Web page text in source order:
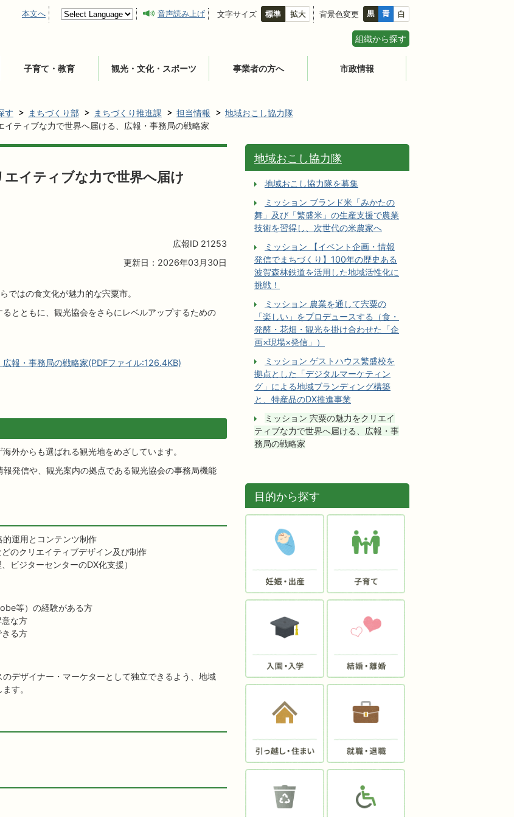
本文へ 音声読み上げ 文字サイズ 背景色変更
組織から探す
子育て・教育 観光・文化・スポーツ 事業者の方へ 市政情報
す まちづくり部 まちづくり推進課 担当情報
地域おこし協力隊
イティブな力で世界へ届ける、広報・事務局の戦略家
イティブな力で世界へ届け
広報ID 21253
更新日：2026年03月30日
ではの食文化が魅力的な宍粟市。
とともに、観光協会をさらにレベルアップするための
報・事務局の戦略家(PDFファイル:126.4KB)
外からも選ばれる観光地をめざしています。
発信や、観光案内の拠点である観光協会の事務局機能
運用とコンテンツ制作
のクリエイティブデザイン及び制作
ビジターセンターのDX化支援）
等）の経験がある方
な方
る方
デザイナー・マーケターとして独立できるよう、地域
す。
地域おこし協力隊
地域おこし協力隊を募集
ミッション ブランド米「みかたの
舞」及び「繁盛米」の生産支援で農業
技術を習得し、次世代の米農家へ
ミッション 【イベント企画・情報
発信でまちづくり】100年の歴史ある
波賀森林鉄道を活用した地域活性化に
挑戦！
ミッション 農業を通して宍粟の
「楽しい」をプロデュースする（食・
発酵・花畑・観光を掛け合わせた「企
画×現場×発信」）
ミッション ゲストハウス繁盛校を
拠点とした「デジタルマーケティン
グ」による地域ブランディング構築
と、特産品のDX推進事業
ミッション 宍粟の魅力をクリエイ
ティブな力で世界へ届ける、広報・事
務局の戦略家
目的から探す